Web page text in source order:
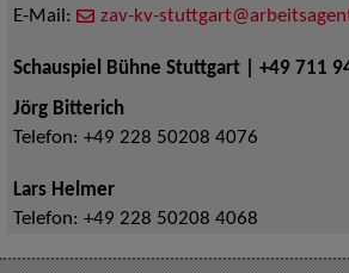
E-Mail:
zav-kv-
Schauspiel Bühne Stuttgart | +49 711
Jörg Bitterich
Telefon: +49 228 50208 4076
Lars Helmer
Telefon: +49 228 50208 4068